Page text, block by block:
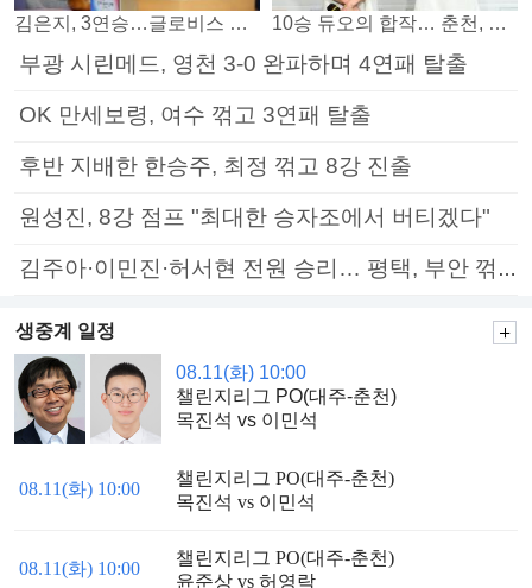
김은지, 3연승…글로비스 챔프 김승구도 넘었다 10승 듀오의 합작… 춘천, 소소회 꺾고 PO 진출
부광 시린메드, 영천 3-0 완파하며 4연패 탈출
OK 만세보령, 여수 꺾고 3연패 탈출
후반 지배한 한승주, 최정 꺾고 8강 진출
원성진, 8강 점프 "최대한 승자조에서 버티겠다"
김주아·이민진·허서현 전원 승리… 평택, 부안 꺾고 5연승
생중계 일정
08.11(화) 10:00
챌린지리그 PO(대주-춘천)
목진석 vs 이민석
08.11(화) 10:00
챌린지리그 PO(대주-춘천)
목진석 vs 이민석
08.11(화) 10:00
챌린지리그 PO(대주-춘천)
윤준상 vs 허영락